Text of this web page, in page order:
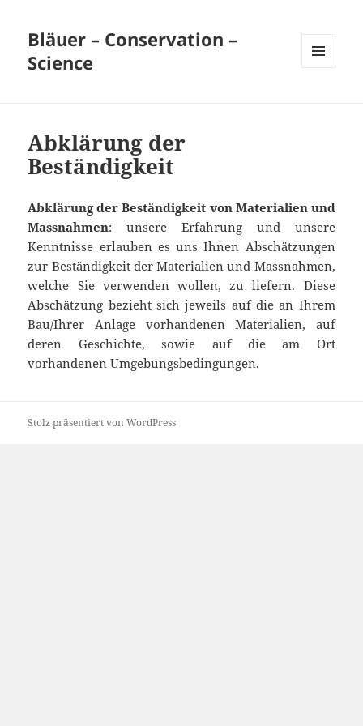
Bläuer – Conservation –
Science
Abklärung der
Beständigkeit
Abklärung der Beständigkeit von Materialien und
Massnahmen: unsere Erfahrung und unsere
Kenntnisse erlauben es uns Ihnen Abschätzungen
zur Beständigkeit der Materialien und Massnahmen,
welche Sie verwenden wollen, zu liefern. Diese
Abschätzung bezieht sich jeweils auf die an Ihrem
Bau/Ihrer Anlage vorhandenen Materialien, auf
deren Geschichte, sowie auf die am Ort
vorhandenen Umgebungsbedingungen.
Stolz präsentiert von WordPress